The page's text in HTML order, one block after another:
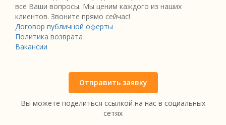
все Ваши вопросы. Мы ценим каждого из наших
клиентов. Звоните прямо сейчас!
Договор публичной оферты
Политика возврата
Вакансии
Отправить заявку
Вы можете поделиться ссылкой на нас в социальных
сетях